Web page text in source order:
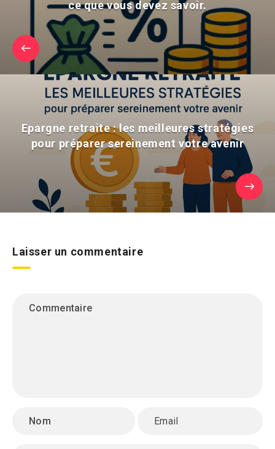
ce que vous devez savoir.
Epargne retraite : les meilleures stratégies
pour préparer sereinement votre avenir
Laisser un commentaire